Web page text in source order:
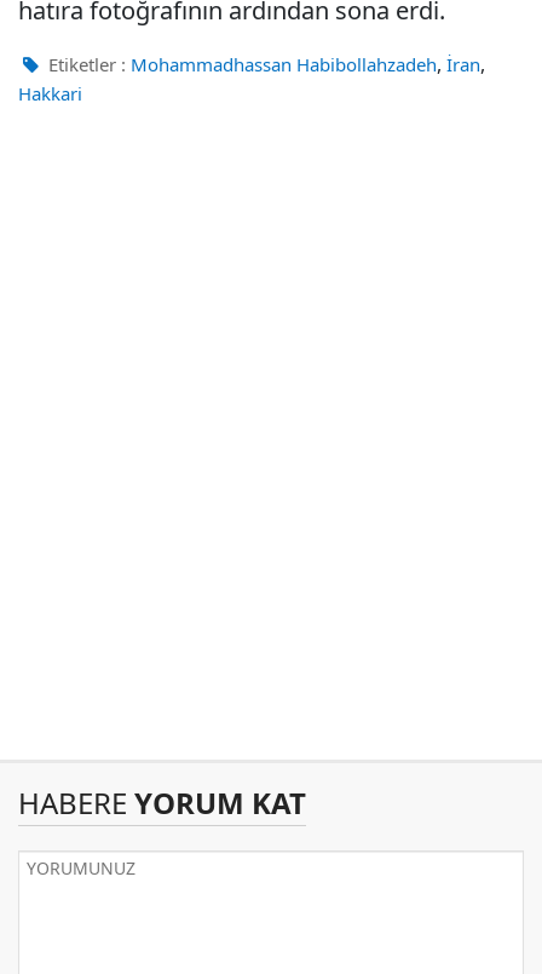
hatıra fotoğrafının ardından sona erdi.
Etiketler : Mohammadhassan Habibollahzadeh, İran,
Hakkari
HABERE YORUM KAT